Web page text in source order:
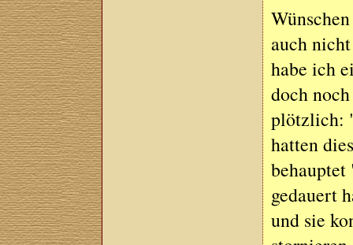
auch
habe ich
doch
plötzlich:
hatten
gedauert
und sie